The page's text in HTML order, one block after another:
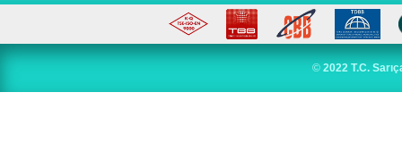
©2022 T.C.